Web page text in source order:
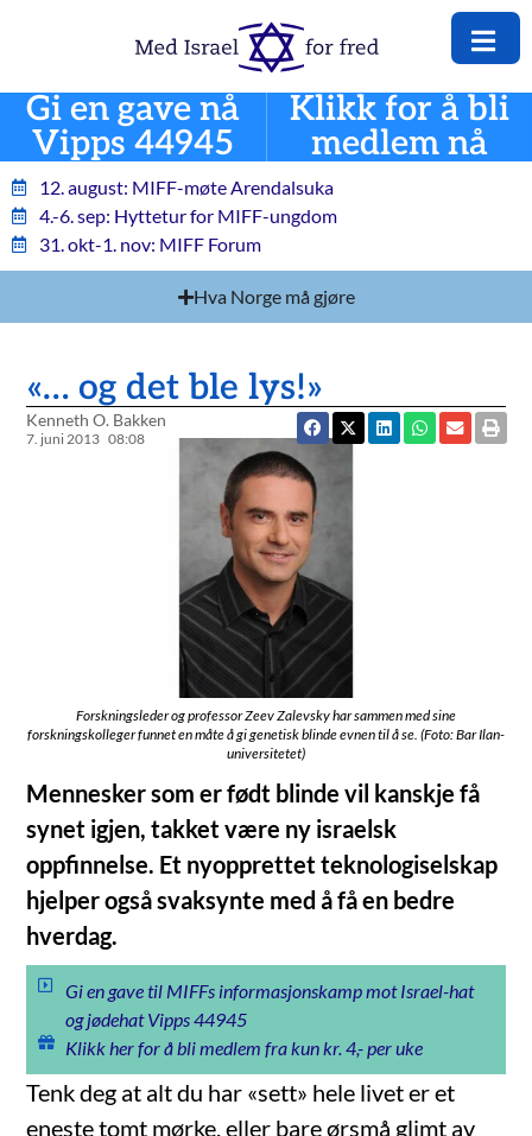
Gi en gave nå
Vipps 44945
Klikk for å bli
medlem nå
12. august: MIFF-møte Arendalsuka
4.-6. sep: Hyttetur for MIFF-ungdom
31. okt-1. nov: MIFF Forum
Hva Norge må gjøre
«… og det ble lys!»
Kenneth O. Bakken
7. juni 2013 08:08
Forskningsleder og professor Zeev Zalevsky har sammen med sine
forskningskolleger funnet en måte å gi genetisk blinde evnen til å se. (Foto: Bar Ilan-
universitetet)
Mennesker som er født blinde vil kanskje få
synet igjen, takket være ny israelsk
oppfinnelse. Et nyopprettet teknologiselskap
hjelper også svaksynte med å få en bedre
hverdag.
Gi en gave til MIFFs informasjonskamp mot Israel-hat
og jødehat Vipps 44945
Klikk her for å bli medlem fra kun kr. 4,- per uke
Tenk deg at alt du har «sett» hele livet er et
eneste tomt mørke, eller bare ørsmå glimt av